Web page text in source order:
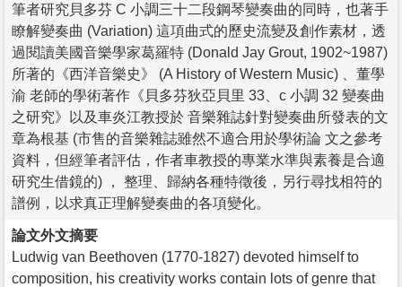
筆者研究貝多芬 C 小調三十二段鋼琴變奏曲的同時，也著手
瞭解變奏曲 (Variation) 這項曲式的歷史流變及創作素材，透
過閱讀美國音樂學家葛羅特 (Donald Jay Grout, 1902~1987)
所著的《西洋音樂史》 (A History of Western Music) 、董學
渝 老師的學術著作《貝多芬狄亞貝里 33、c 小調 32 變奏曲
之研究》以及車炎江教授於 音樂雜誌針對變奏曲所發表的文
章為根基 (市售的音樂雜誌雖然不適合用於學術論 文之參考
資料，但經筆者評估，作者車教授的專業水準與素養是合適
研究生借鏡的) ， 整理、歸納各種特徵後，另行尋找相符的
譜例，以求真正理解變奏曲的各項變化。
論文外文摘要
Ludwig van Beethoven (1770-1827) devoted himself to
composition, his creativity works contain lots of genre that